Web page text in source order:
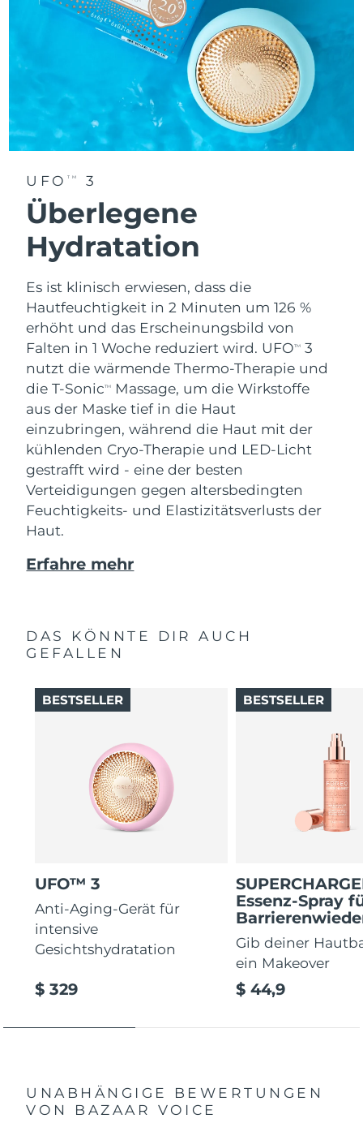
UFO TM 3
Überlegene
Hydratation
Es ist klinisch erwiesen, dass die
Hautfeuchtigkeit in 2 Minuten um 126 %
erhöht und das Erscheinungsbild von
Falten in 1 Woche reduziert wird. UFOTM
3
nutzt die wärmende Thermo-Therapie und
die T-SonicTM
Massage, um die Wirkstoffe
aus der Maske tief in die Haut
einzubringen, während die Haut mit der
kühlenden Cryo-Therapie und LED-Licht
gestrafft wird - eine der besten
Verteidigungen gegen altersbedingten
Feuchtigkeits- und Elastizitätsverlusts der
Haut.
Erfahre mehr
DAS KÖNNTE DIR AUCH
GEFALLEN
UFO™ 3
Anti-Aging-Gerät für
intensive
Gesichtshydratation
$ 329
BESTSELLER
Essenz-Spray
Gib deiner
ein Makeover
$ 44,9
BESTSELLER
UNABHÄNGIGE BEWERTUNGEN
VON BAZAAR VOICE
Erwartete Lieferung
13/08/2026
Erwartete Lieferung
10/08/2026
Vereinigte Arabische
Emirate
Erwartete Lieferung
10/08/2026
Vereinigtes
Königreich
Vereinigte Staaten
Usbekistan
Erwartete Lieferung
14/08/2026
Vietnam
Erwartete Lieferung
15/08/2026